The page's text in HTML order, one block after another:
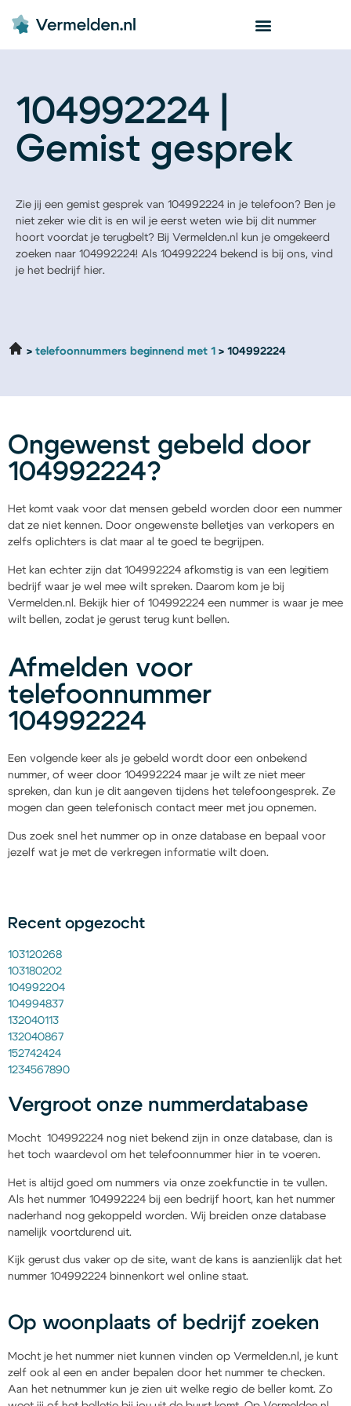
104992224 |
Gemist gesprek
Zie jij een gemist gesprek van 104992224 in je telefoon? Ben je
niet zeker wie dit is en wil je eerst weten wie bij dit nummer
hoort voordat je terugbelt? Bij Vermelden.nl kun je omgekeerd
zoeken naar 104992224! Als 104992224 bekend is bij ons, vind
je het bedrijf hier.
telefoonnummers beginnend met 1 104992224
Ongewenst gebeld door
104992224?
Het komt vaak voor dat mensen gebeld worden door een nummer
dat ze niet kennen. Door ongewenste belletjes van verkopers en
zelfs oplichters is dat maar al te goed te begrijpen.
Het kan echter zijn dat 104992224 afkomstig is van een legitiem
bedrijf waar je wel mee wilt spreken. Daarom kom je bij
Vermelden.nl. Bekijk hier of 104992224 een nummer is waar je mee
wilt bellen, zodat je gerust terug kunt bellen.
Afmelden voor
telefoonnummer
104992224
Een volgende keer als je gebeld wordt door een onbekend
nummer, of weer door 104992224 maar je wilt ze niet meer
spreken, dan kun je dit aangeven tijdens het telefoongesprek. Ze
mogen dan geen telefonisch contact meer met jou opnemen.
Dus zoek snel het nummer op in onze database en bepaal voor
jezelf wat je met de verkregen informatie wilt doen.
Recent opgezocht
103120268
103180202
104992204
104994837
132040113
132040867
152742424
1234567890
Vergroot onze nummerdatabase
Mocht 104992224 nog niet bekend zijn in onze database, dan is
het toch waardevol om het telefoonnummer hier in te voeren.
Het is altijd goed om nummers via onze zoekfunctie in te vullen.
Als het nummer 104992224 bij een bedrijf hoort, kan het nummer
naderhand nog gekoppeld worden. Wij breiden onze database
namelijk voortdurend uit.
Kijk gerust dus vaker op de site, want de kans is aanzienlijk dat het
nummer 104992224 binnenkort wel online staat.
Op woonplaats of bedrijf zoeken
Mocht je het nummer niet kunnen vinden op Vermelden.nl, je kunt
zelf ook al een en ander bepalen door het nummer te checken.
Aan het netnummer kun je zien uit welke regio de beller komt. Zo